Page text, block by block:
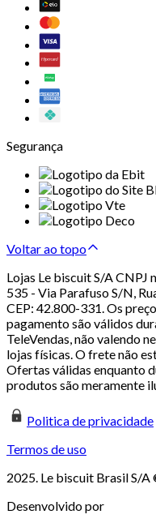
Segurança
Voltar ao topo
Lojas Le biscuit S/A
535 - Via Parafuso S/N,
CEP: 42.800-331. Os
pagamento são válidos
TeleVendas, não valendo
lojas físicas. O frete não
Ofertas válidas enquanto
produtos são meramente
Politica de privacidade
Termos de uso
2025. Le biscuit Brasil S/
Desenvolvido por